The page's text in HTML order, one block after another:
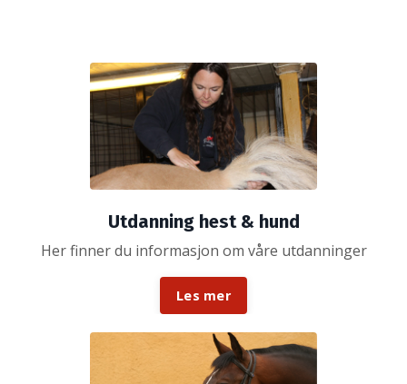
Utdanning hest & hund
Her finner du informasjon om våre utdanninger
Les mer